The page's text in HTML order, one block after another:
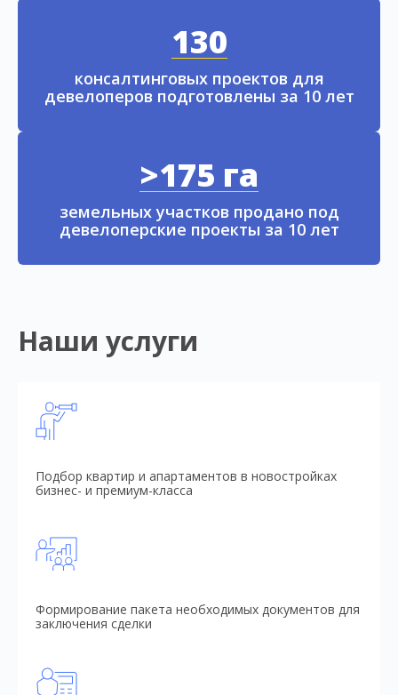
130
консалтинговых проектов для
девелоперов подготовлены за 10 лет
>175 га
земельных участков продано под
девелоперские проекты за 10 лет
Наши услуги
Подбор квартир и апартаментов в новостройках
бизнес- и премиум-класса
Формирование пакета необходимых документов для
заключения сделки